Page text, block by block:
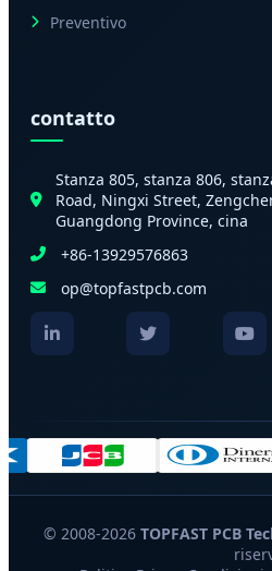
Preventivo
contatto
Stanza 805, stanza 806,
Road, Ningxi Street,
Guangdong Province, cina
+86-13929576863
op@topfastpcb.com
© 2008-2026 TOPFAST PCB